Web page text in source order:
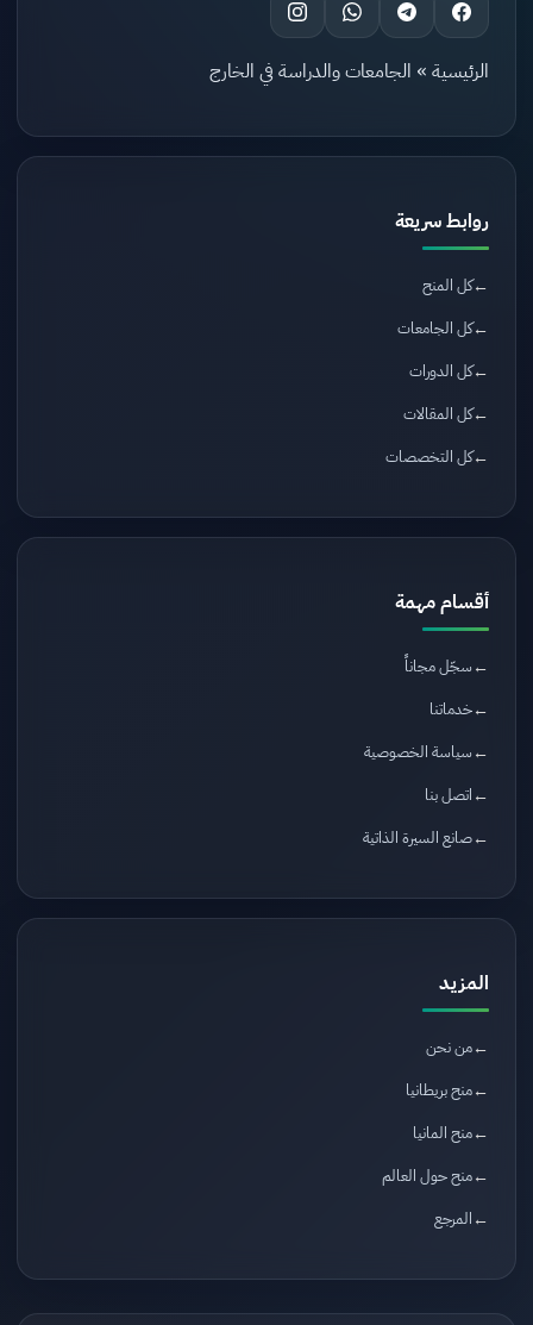
الرئيسية » الجامعات والدراسة في الخارج
روابط سريعة
كل المنح
كل الجامعات
كل الدورات
كل المقالات
كل التخصصات
أقسام مهمة
سجّل مجاناً
خدماتنا
سياسة الخصوصية
اتصل بنا
صانع السيرة الذاتية
المزيد
من نحن
منح بريطانيا
منح المانيا
منح حول العالم
المرجع